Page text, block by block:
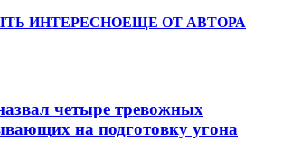
ИНТЕРЕСНОЕЩЕ ОТ АВТОРА
четыре тревожных
на подготовку угона